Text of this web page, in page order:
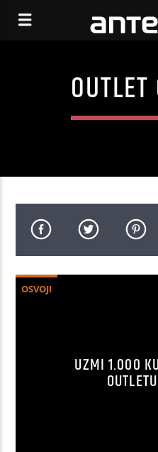
OSVOJI
UZMI 1.000